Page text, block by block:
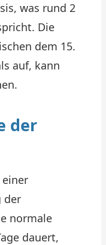
was rund 2
Die
dem 15.
auf, kann
der
der
normale
dauert,